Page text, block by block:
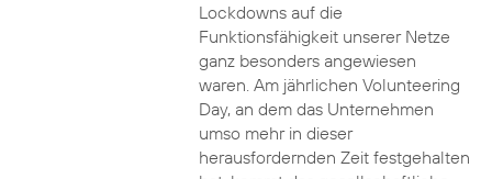
Lockdowns auf die
Funktionsfähigkeit unserer Netze
ganz besonders angewiesen
waren. Am jährlichen Volunteering
Day, an dem das Unternehmen
umso mehr in dieser
herausfordernden Zeit festgehalten